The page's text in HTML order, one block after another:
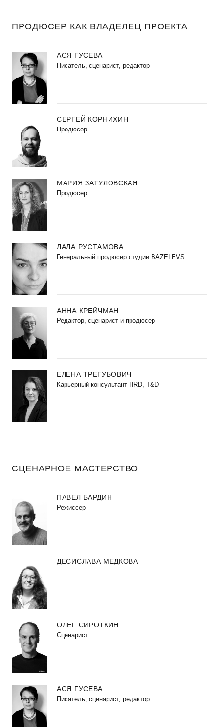
ПРОДЮСЕР КАК ВЛАДЕЛЕЦ ПРОЕКТА
АСЯ ГУСЕВА
Писатель, сценарист, редактор
СЕРГЕЙ КОРНИХИН
Продюсер
МАРИЯ ЗАТУЛОВСКАЯ
Продюсер
ЛАЛА РУСТАМОВА
Генеральный продюсер студии BAZELEVS
АННА КРЕЙЧМАН
Редактор, сценарист и продюсер
ЕЛЕНА ТРЕГУБОВИЧ
Карьерный консультант HRD, T&D
СЦЕНАРНОЕ МАСТЕРСТВО
ПАВЕЛ БАРДИН
Режиссер
ДЕСИСЛАВА МЕДКОВА
ОЛЕГ СИРОТКИН
Сценарист
АСЯ ГУСЕВА
Писатель, сценарист, редактор